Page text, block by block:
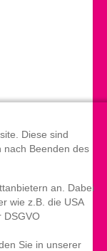
Diese sind
nach Beenden des
an. Dabei
wie z.B. die USA
DSGVO
Sie in unserer